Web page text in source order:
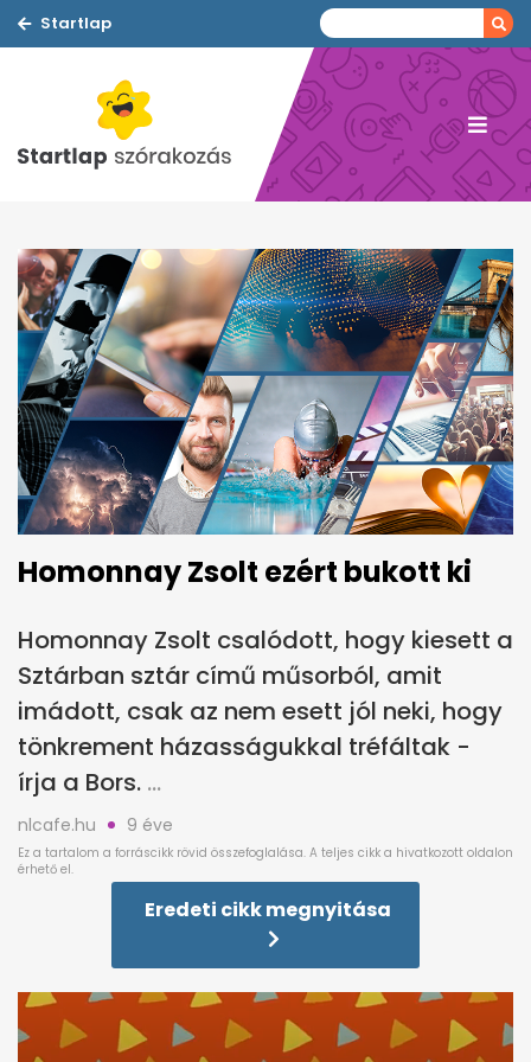
Startlap
Homonnay Zsolt ezért bukott ki
Homonnay Zsolt csalódott, hogy kiesett a
Sztárban sztár című műsorból, amit
imádott, csak az nem esett jól neki, hogy
tönkrement házasságukkal tréfáltak -
írja a Bors.
nlcafe.hu 9 éve
Eredeti cikk megnyitása